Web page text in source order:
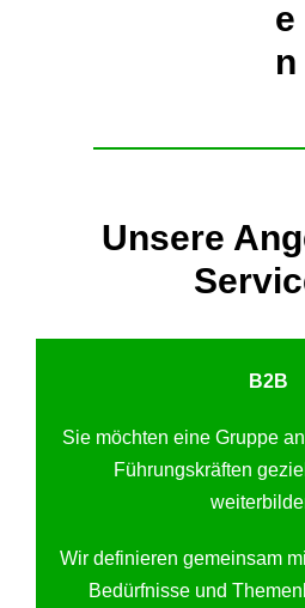
e
n
Unsere
B2B
Sie möchten eine Gruppe
Führungskräften
Wir definieren gemeinsam
Bedürfnisse und